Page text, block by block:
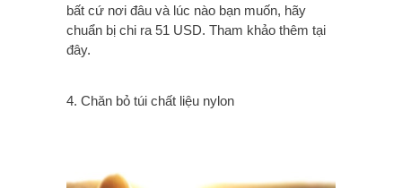
bất cứ nơi đâu và lúc nào bạn muốn, hãy
chuẩn bị chi ra 51 USD. Tham khảo thêm tại
đây.
4. Chăn bỏ túi chất liệu nylon